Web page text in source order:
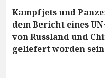
Kampfjets und
dem Bericht eines
von Russland und
geliefert worden